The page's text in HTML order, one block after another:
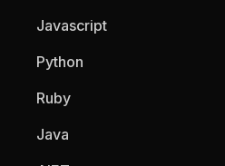
Javascript
Python
Ruby
Java